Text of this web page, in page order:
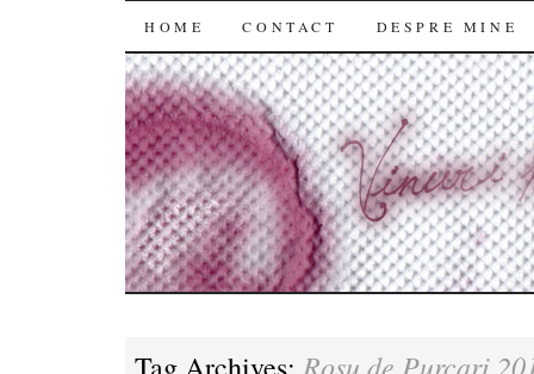
SKIP
TO
CONTENT
HOME CONTACT DESPRE MINE
Roșu de Purcari